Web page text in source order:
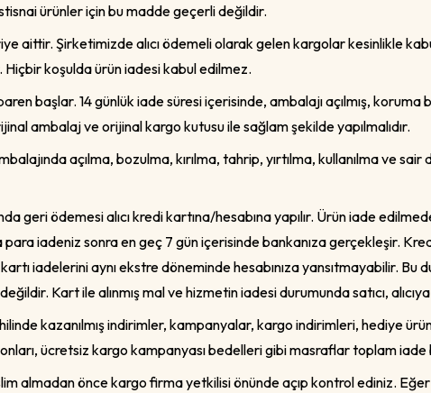
ürünler için bu madde geçerli değildir.
aittir. Şirketimizde alıcı ödemeli olarak gelen kargolar kesinlikle
koşulda ürün iadesi kabul edilmez.
başlar. 14 günlük iade süresi içerisinde, ambalajı açılmış, koruma
ambalaj ve orijinal kargo kutusu ile sağlam şekilde yapılmalıdır.
açılma, bozulma, kırılma, tahrip, yırtılma, kullanılma ve
geri ödemesi alıcı kredi kartına/hesabına yapılır. Ürün iade
iadeniz sonra en geç 7 gün içerisinde bankanıza gerçekleşir.
iadelerini aynı ekstre döneminde hesabınıza yansıtmayabilir. Bu
Kart ile alınmış mal ve hizmetin iadesi durumunda satıcı,
kazanılmış indirimler, kampanyalar, kargo indirimleri, hediye
ücretsiz kargo kampanyası bedelleri gibi masraflar toplam
almadan önce kargo firma yetkilisi önünde açıp kontrol ediniz.